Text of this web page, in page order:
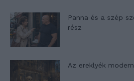
Panna és a szép
rész
Az ereklyék